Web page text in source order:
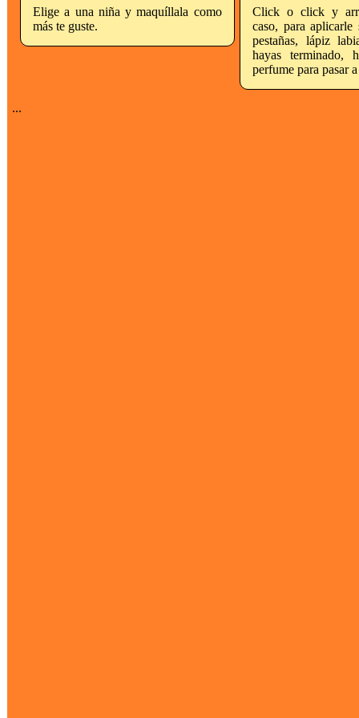
Elige a una niña y maquíllala como
más te guste.
Click o click y
caso, para aplicarle
pestañas, lápiz
hayas terminado,
perfume para pasar
...